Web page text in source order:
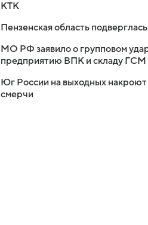
КТК
Пензенская область
МО РФ заявило о групповом
предприятию ВПК и складу ГСМ
Юг России на выходных накроют
смерчи